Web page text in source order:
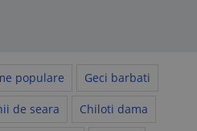
populare Geci barbati
de seara Chiloti dama